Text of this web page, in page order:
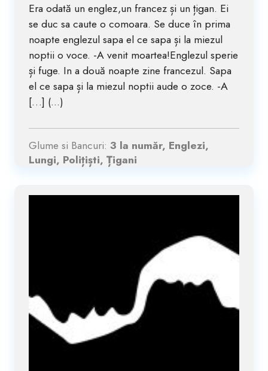
Era odată un englez,un francez și un țigan. Ei
se duc sa caute o comoara. Se duce în prima
noapte englezul sapa el ce sapa și la miezul
noptii o voce. -A venit moartea!Englezul sperie
și fuge. In a două noapte zine francezul. Sapa
el ce sapa și la miezul noptii aude o zoce. -A
[…] (...)
Glume si Bancuri: 3 la număr, Englezi,
Lungi, Polițiști, Țigani